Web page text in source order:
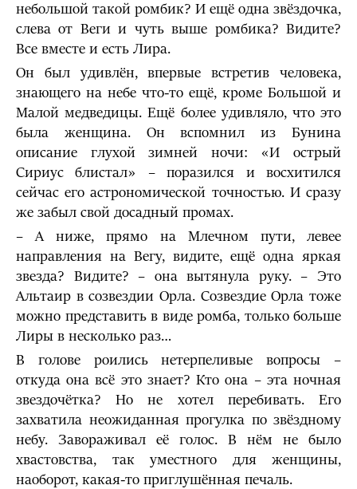
небольшой такой ромбик? И ещё одна звёздочка,
слева от Веги и чуть выше ромбика? Видите?
Все вместе и есть Лира.
Он был удивлён, впервые встретив человека,
знающего на небе что-то ещё, кроме Большой и
Малой медведицы. Ещё более удивляло, что это
была женщина. Он вспомнил из Бунина
описание глухой зимней ночи: «И острый
Сириус блистал» – поразился и восхитился
сейчас его астрономической точностью. И сразу
же забыл свой досадный промах.
– А ниже, прямо на Млечном пути, левее
направления на Вегу, видите, ещё одна яркая
звезда? Видите? – она вытянула руку. – Это
Альтаир в созвездии Орла. Созвездие Орла тоже
можно представить в виде ромба, только больше
Лиры в несколько раз…
В голове роились нетерпеливые вопросы –
откуда она всё это знает? Кто она – эта ночная
звездочётка? Но не хотел перебивать. Его
захватила неожиданная прогулка по звёздному
небу. Завораживал её голос. В нём не было
хвастовства, так уместного для женщины,
наоборот, какая-то приглушённая печаль.